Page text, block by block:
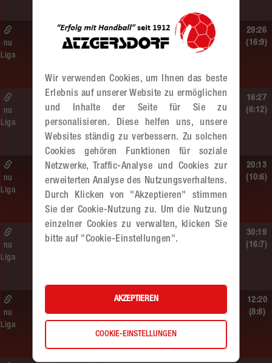
So. 14.06.2026 | 13:20 Uhr |
nu
Liga
29:26
(16:9)
So. 14.06.2026 | 11:20 Uhr |
MU13
MADx WAT Atzgersdorf –
roomz JAGS Devils
nu
Liga
16:27
(6:12)
So. 14.06.2026 | 10:30 Uhr |
ÖMS WU12 HF
SC HIT/UHC Absam –
MADx WAT Atzgersdorf
nu
Liga
20:13
(10:6)
Sa. 13.06.2026 | 19:05 Uhr |
nu
Liga
30:19
(16:7)
Sa. 13.06.2026 | 14:30 Uhr |
WU12
nu
Liga
12:20
(8:8)
Wir verwenden Cookies, um Ihnen das beste
Erlebnis auf unserer Website zu ermöglichen
und Inhalte der Seite für Sie zu
personalisieren. Diese helfen uns, unsere
Websites ständig zu verbessern. Zu solchen
Cookies gehören Funktionen für soziale
Netzwerke, Traffic-Analyse und Cookies zur
erweiterten Analyse des Nutzungsverhaltens.
Durch Klicken von "Akzeptieren" stimmen
Sie der Cookie-Nutzung zu. Um die Nutzung
einzelner Cookies zu verwalten, klicken Sie
bitte auf "Cookie-Einstellungen".
AKZEPTIEREN
COOKIE-EINSTELLUNGEN